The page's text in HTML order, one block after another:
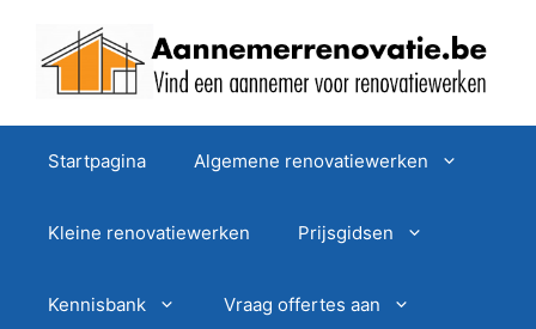
Startpagina Algemene renovatiewerken
Kleine renovatiewerken Prijsgidsen
Kennisbank Vraag offertes aan